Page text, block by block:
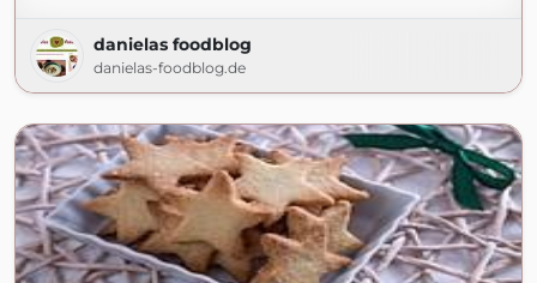
danielas foodblog
danielas-foodblog.de